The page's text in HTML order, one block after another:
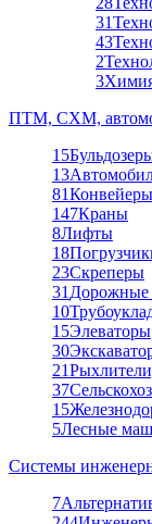
31
43
2
3
ПТМ, СХМ,
15
13
81
147Краны
8Лифты
18
23Скреперы
31
10
15Элеваторы
30
21
37
15
5Лесные
Системы
7